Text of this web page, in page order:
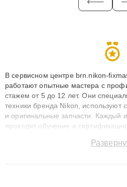
В сервисном центре brn.nikon-
работают опытные мастера с
стажем от 5 до 12 лет. Они
техники бренда Nikon, используют
и оригинальные запчасти. Каждый
проходит обучение и
сохранением гарантии до 3 лет.